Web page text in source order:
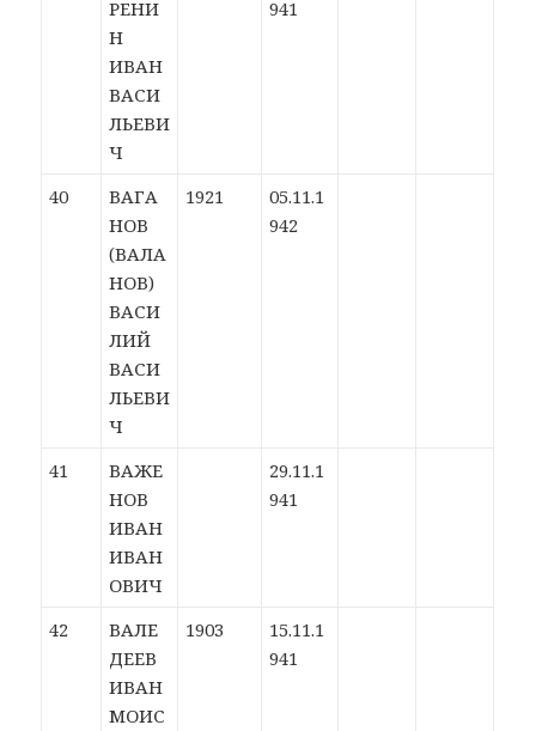
РЕНИ
Н
ИВАН
ВАСИ
ЛЬЕВИ
Ч
941
40
ВАГА
НОВ
(ВАЛА
НОВ)
ВАСИ
ЛИЙ
ВАСИ
ЛЬЕВИ
Ч
1921
05.11.1
942
41
ВАЖЕ
НОВ
ИВАН
ИВАН
ОВИЧ
29.11.1
941
42
ВАЛЕ
ДЕЕВ
ИВАН
МОИС
1903
15.11.1
941